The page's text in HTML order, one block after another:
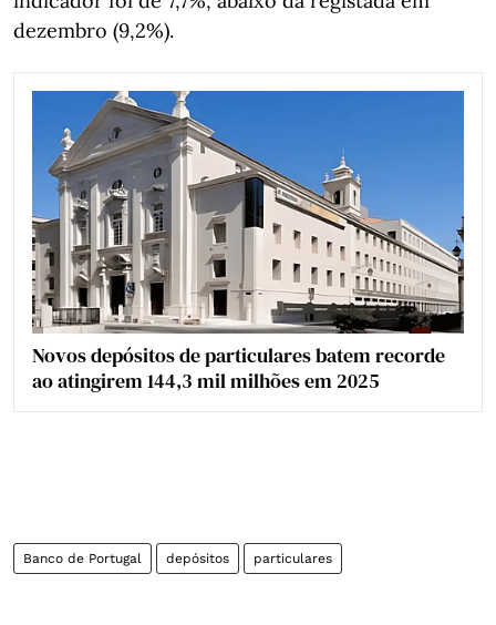
dezembro (9,2%).
Novos depósitos de particulares batem recorde
ao atingirem 144,3 mil milhões em 2025
Banco de Portugal depósitos particulares